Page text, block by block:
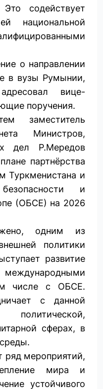
содействует
национальной
о направлении
в вузы Румынии,
вице-
поручения.
заместитель
Министров,
дел Р.Мередов
партнёрства
Туркменистана и
и
(ОБСЕ) на 2026
одним из
политики
развитие
числе с ОБСЕ.
с данной
сферах, в
ряд мероприятий,
мира и
устойчивого